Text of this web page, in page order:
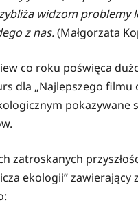
widzom problemy
z nas.(Małgorzata
co roku poświęca
dla „Najlepszego
pokazywane
zatroskanych
ekologii”